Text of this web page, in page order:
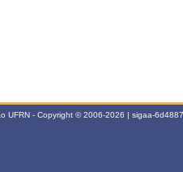
- Copyright © 2006-2026 | sigaa-